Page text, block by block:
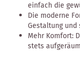
einfach die
Die moderne
Gestaltung
Mehr Komfort:
stets